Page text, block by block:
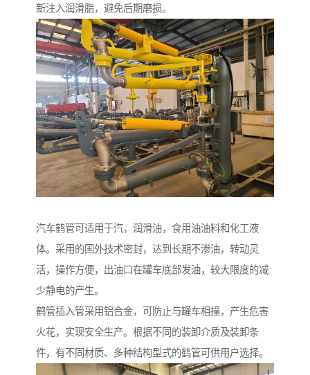
新注入润滑脂，避免后期磨损。
汽车鹤管可适用于汽，润滑油，食用油油料和化工液
体。采用的国外技术密封，达到长期不渗油，转动灵
活，操作方便，出油口在罐车底部发油，较大限度的减
少静电的产生。
鹤管插入管采用铝合金，可防止与罐车相撞，产生危害
火花，实现安全生产。根据不同的装卸介质及装卸条
件，有不同材质、多种结构型式的鹤管可供用户选择。